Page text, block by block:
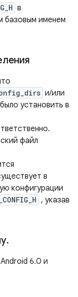
в
базовым именем
и/или
установить в
файл
в
конфигурации
, указав
.
6.0 и